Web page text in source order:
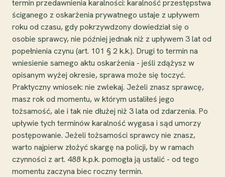
termin przedawnienia karalności: karalność przestępstwa
ściganego z oskarżenia prywatnego ustaje z upływem
roku od czasu, gdy pokrzywdzony dowiedział się o
osobie sprawcy, nie później jednak niż z upływem 3 lat od
popełnienia czynu (art. 101 § 2 k.k.). Drugi to termin na
wniesienie samego aktu oskarżenia - jeśli zdążysz w
opisanym wyżej okresie, sprawa może się toczyć.
Praktyczny wniosek: nie zwlekaj. Jeżeli znasz sprawcę,
masz rok od momentu, w którym ustaliłeś jego
tożsamość, ale i tak nie dłużej niż 3 lata od zdarzenia. Po
upływie tych terminów karalność wygasa i sąd umorzy
postępowanie. Jeżeli tożsamości sprawcy nie znasz,
warto najpierw złożyć skargę na policji, by w ramach
czynności z art. 488 k.p.k. pomogła ją ustalić - od tego
momentu zaczyna biec roczny termin.